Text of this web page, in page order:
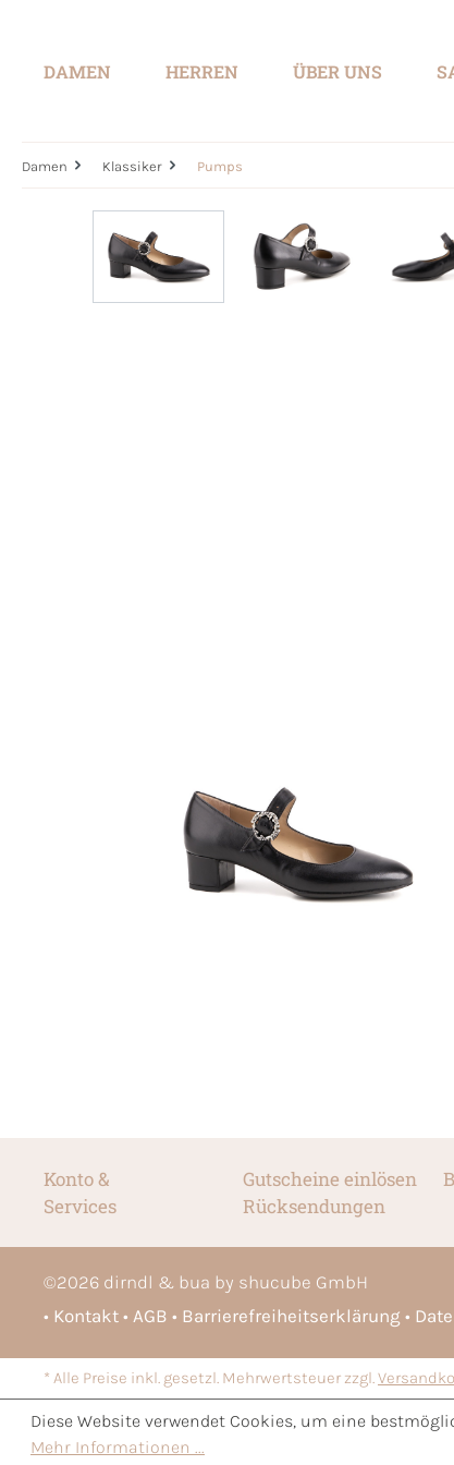
DAMEN HERREN ÜBER UNS
Damen Klassiker Pumps
Konto &
Services
Gutscheine einlösen
Rücksendungen
©2026 dirndl & bua by shucube GmbH
Kontakt
AGB Barrierefreiheitserklärung
* Alle Preise inkl. gesetzl. Mehrwertsteuer zzgl.
Diese Website verwendet Cookies, um eine
Mehr Informationen ...